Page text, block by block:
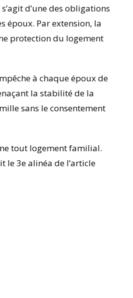
s’agit d’une des obligations
époux. Par extension, la
protection du logement
à chaque époux de
la stabilité de la
sans le consentement
tout logement familial.
le 3e alinéa de l’article